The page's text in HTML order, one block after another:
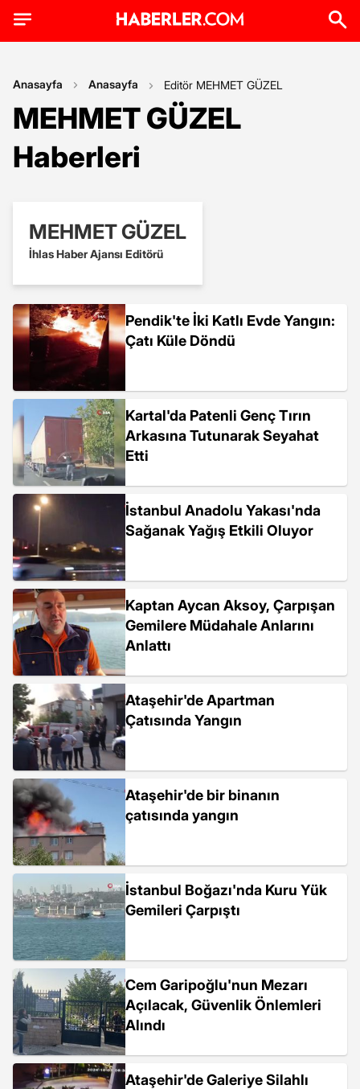
Anasayfa Anasayfa Editör MEHMET GÜZEL
MEHMET GÜZEL
Haberleri
MEHMET GÜZEL
İhlas Haber Ajansı Editörü
Pendik'te İki Katlı Evde Yangın:
Çatı Küle Döndü
Kartal'da Patenli Genç Tırın
Arkasına Tutunarak Seyahat
Etti
İstanbul Anadolu Yakası'nda
Sağanak Yağış Etkili Oluyor
Kaptan Aycan Aksoy, Çarpışan
Gemilere Müdahale Anlarını
Anlattı
Ataşehir'de Apartman
Çatısında Yangın
Ataşehir'de bir binanın
çatısında yangın
İstanbul Boğazı'nda Kuru Yük
Gemileri Çarpıştı
Cem Garipoğlu'nun Mezarı
Açılacak, Güvenlik Önlemleri
Alındı
Ataşehir'de Galeriye Silahlı